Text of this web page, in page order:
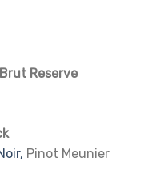
Reserve
Pinot Meunier